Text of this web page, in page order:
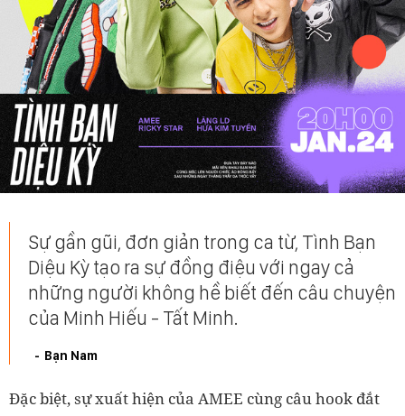
Sự gần gũi, đơn giản trong ca từ, Tình Bạn
Diệu Kỳ tạo ra sự đồng điệu với ngay cả
những người không hề biết đến câu chuyện
của Minh Hiếu - Tất Minh.
Bạn Nam
Đặc biệt, sự xuất hiện của AMEE cùng câu hook đắt